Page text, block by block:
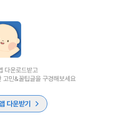
다운로드받고
고민&꿀팁글을 구경해보세요
다운받기